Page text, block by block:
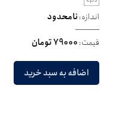
اندازه:نامحدود
قیمت:79000 تومان
اضافه به سبد خرید